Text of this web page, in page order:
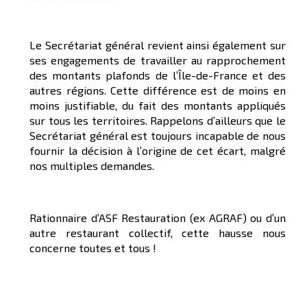
Le Secrétariat général revient ainsi également sur
ses engagements de travailler au rapprochement
des montants plafonds de l’Île-de-France et des
autres régions. Cette différence est de moins en
moins justifiable, du fait des montants appliqués
sur tous les territoires. Rappelons d’ailleurs que le
Secrétariat général est toujours incapable de nous
fournir la décision à l’origine de cet écart, malgré
nos multiples demandes.
Rationnaire d’ASF Restauration (ex AGRAF) ou d’un
autre restaurant collectif, cette hausse nous
concerne toutes et tous !